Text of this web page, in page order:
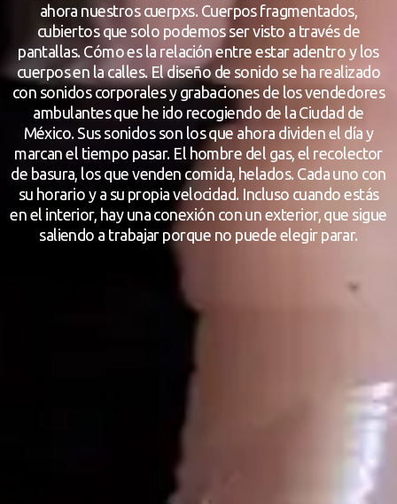
ahora nuestros cuerpxs. Cuerpos fragmentados,
cubiertos que solo podemos ser visto a través de
pantallas. Cómo es la relación entre estar adentro y los
cuerpos en la calles. El diseño de sonido se ha realizado
con sonidos corporales y grabaciones de los vendedores
ambulantes que he ido recogiendo de la Ciudad de
México. Sus sonidos son los que ahora dividen el día y
marcan el tiempo pasar. El hombre del gas, el recolector
de basura, los que venden comida, helados. Cada uno con
su horario y a su propia velocidad. Incluso cuando estás
en el interior, hay una conexión con un exterior, que sigue
saliendo a trabajar porque no puede elegir parar.